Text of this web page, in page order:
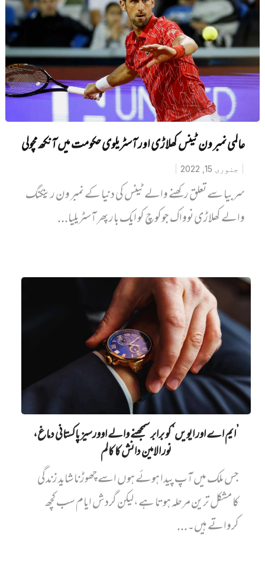
عالمی نمبر ون ٹینس کھلاڑی اور آسٹریلوی حکومت میں آنکھ مچولی
جنوری 15, 2022
سربیا سے تعلق رکھنے والے ٹینس کی دنیا کے نمبر ون رینکنگ
والے کھلاڑی نوواک جوکوچ کو ایک بار پھر آسٹریلیا...
’ایم اے اور ایویں‌‘ کو برابر سمجھنے والے اوورسیز پاکستانی دماغ،
نور الامین دانش کا کالم
جس ملک میں آپ پیدا ہوئے ہوں اسے چھوڑنا شاید زندگی
کا مشکل ترین مرحلہ ہوتا ہے،لیکن گردش ایام سب کچھ
کرواتے ہیں۔...